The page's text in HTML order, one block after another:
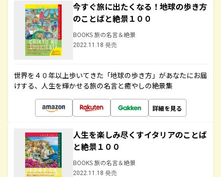
今すぐ旅に出たくなる！地球の歩き方
のことばと絶景１００
BOOKS 旅の名言＆絶景
2022.11.18 発売
世界を４０年以上歩いてきた「地球の歩き方」があなたにお届
けする、人生を輝かせる旅の名言と癒やしの絶景集
詳細を見る
人生を楽しみ尽くすイタリアのことば
と絶景１００
BOOKS 旅の名言＆絶景
2022.11.18 発売